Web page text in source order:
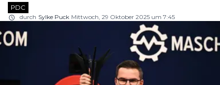
PDC
durch Sylke Puck Mittwoch, 29 Oktober 2025 um 7:45